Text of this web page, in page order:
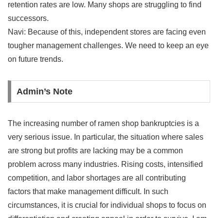
retention rates are low. Many shops are struggling to find
successors.
Navi: Because of this, independent stores are facing even
tougher management challenges. We need to keep an eye
on future trends.
Admin’s Note
The increasing number of ramen shop bankruptcies is a
very serious issue. In particular, the situation where sales
are strong but profits are lacking may be a common
problem across many industries. Rising costs, intensified
competition, and labor shortages are all contributing
factors that make management difficult. In such
circumstances, it is crucial for individual shops to focus on